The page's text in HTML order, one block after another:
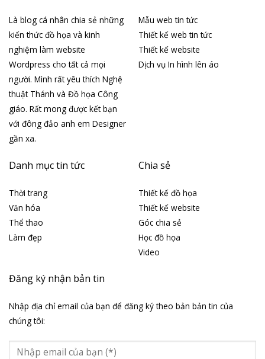
Là blog cá nhân chia sẻ những
kiến thức đồ họa và kinh
nghiệm làm website
Wordpress cho tất cả mọi
người. Mình rất yêu thích Nghệ
thuật Thánh và Đồ họa Công
giáo. Rất mong được kết bạn
với đông đảo anh em Designer
gần xa.
Mẫu web tin tức
Thiết kế web tin tức
Thiết kế website
Dịch vụ In hình lên áo
Danh mục tin tức
Thời trang
Văn hóa
Thể thao
Làm đẹp
Chia sẻ
Thiết kế đồ họa
Thiết kế website
Góc chia sẻ
Học đồ họa
Video
Đăng ký nhận bản tin
Nhập địa chỉ email của bạn để đăng ký theo bản bản tin của
chúng tôi: